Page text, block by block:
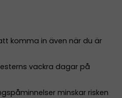
komma in även när du är
vackra dagar på
minskar risken